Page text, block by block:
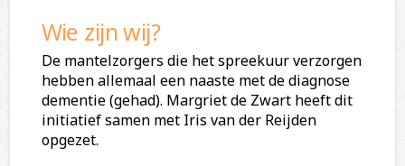
Wie zijn wij?
De mantelzorgers die het spreekuur verzorgen
hebben allemaal een naaste met de diagnose
dementie (gehad). Margriet de Zwart heeft dit
initiatief samen met Iris van der Reijden
opgezet.